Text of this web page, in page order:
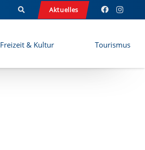
Aktuelles
Freizeit & Kultur Tourismus